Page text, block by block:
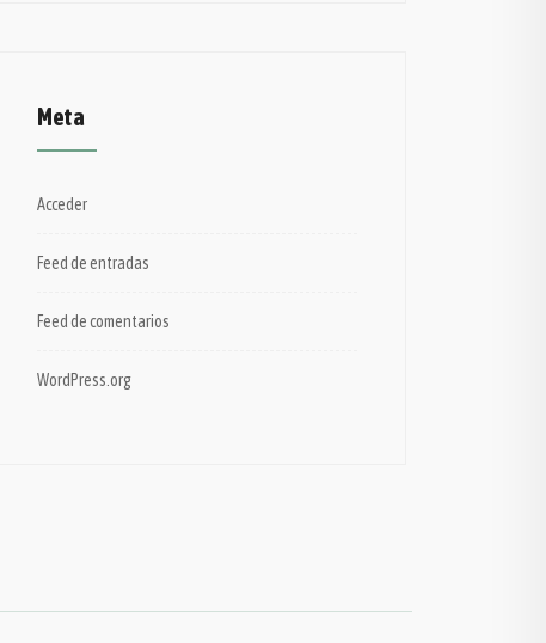
Meta
Acceder
Feed de entradas
Feed de comentarios
WordPress.org